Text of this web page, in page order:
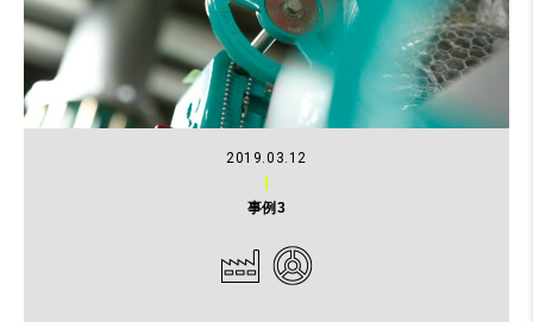
2019.03.12
事例3